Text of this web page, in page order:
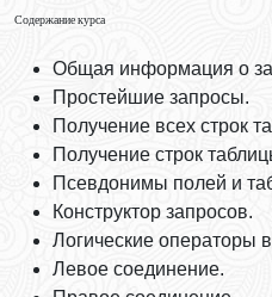
Содержание курса
Общая информация о
Простейшие запросы.
Получение всех строк
Получение строк
Псевдонимы полей и
Конструктор запросов.
Логические операторы
Левое соединение.